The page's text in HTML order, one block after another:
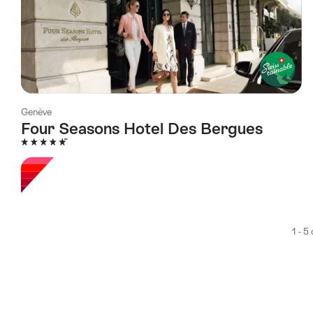
Genève
Four Seasons Hotel Des Bergues
5 étoiles
1 - 5